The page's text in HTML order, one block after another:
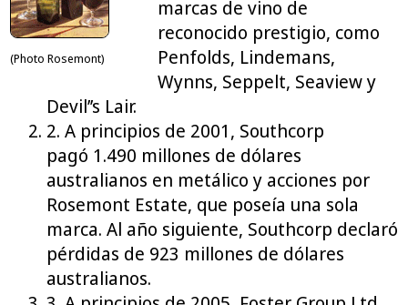
(Photo Rosemont)
marcas de vino de
reconocido prestigio, como
Penfolds, Lindemans,
Wynns, Seppelt, Seaview y
Devil’’s Lair.
2. A principios de 2001, Southcorp
pagó 1.490 millones de dólares
australianos en metálico y acciones por
Rosemont Estate, que poseía una sola
marca. Al año siguiente, Southcorp declaró
pérdidas de 923 millones de dólares
australianos.